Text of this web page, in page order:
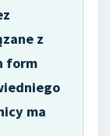
z
form
ma